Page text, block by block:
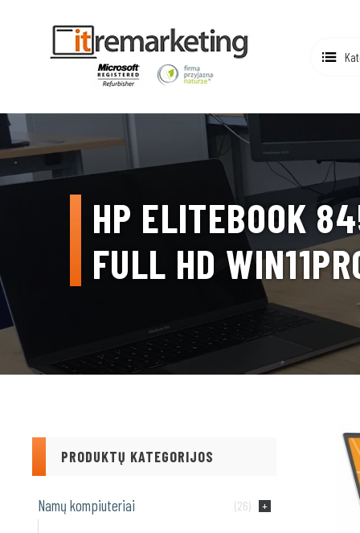
HP ELITEBOOK
FULL HD
PRODUKTŲ KATEGORIJOS
Namų kompiuteriai (26)